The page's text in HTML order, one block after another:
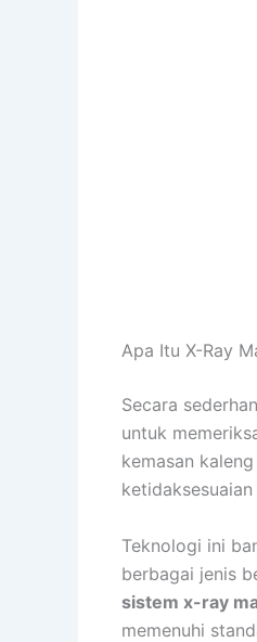
Apa Itu X-Ray
Secara
untuk
kemasan
Teknologi ini
berbagai jenis
sistem x-ray
memenuhi